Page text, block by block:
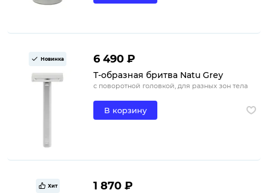
Новинка 6 490 ₽
Т-образная бритва Natu Grey
с поворотной головкой, для разных зон тела
В корзину
Хит 1 870 ₽